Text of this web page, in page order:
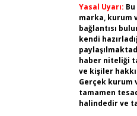
Yasal Uyarı:
marka, kurum
bağlantısı
kendi
haber niteliği
ve kişiler
Gerçek kurum
tamamen
halindedir ve